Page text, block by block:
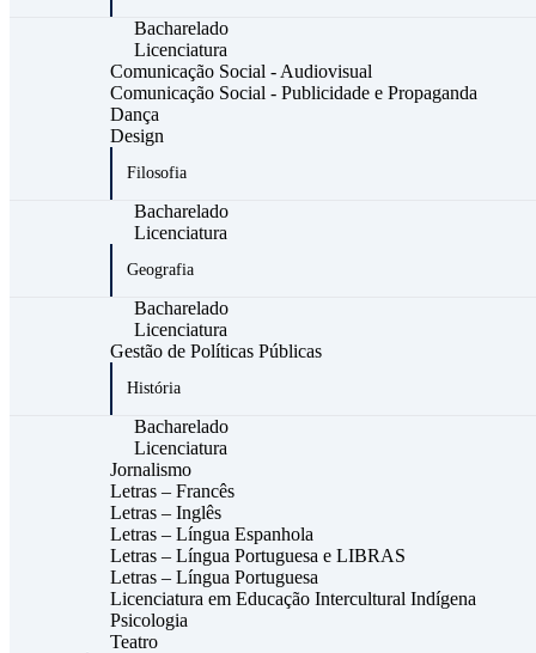
Bacharelado
Licenciatura
Comunicação Social - Audiovisual
Comunicação Social - Publicidade e Propaganda
Dança
Design
Filosofia
Bacharelado
Licenciatura
Geografia
Bacharelado
Licenciatura
Gestão de Políticas Públicas
História
Bacharelado
Licenciatura
Jornalismo
Letras – Francês
Letras – Inglês
Letras – Língua Espanhola
Letras – Língua Portuguesa e LIBRAS
Letras – Língua Portuguesa
Licenciatura em Educação Intercultural Indígena
Psicologia
Teatro